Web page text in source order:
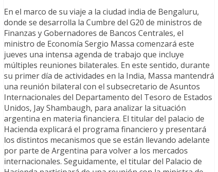
En el marco de su viaje a la ciudad india de Bengaluru,
donde se desarrolla la Cumbre del G20 de ministros de
Finanzas y Gobernadores de Bancos Centrales, el
ministro de Economía Sergio Massa comenzará este
jueves una intensa agenda de trabajo que incluye
múltiples reuniones bilaterales. En este sentido, durante
su primer día de actividades en la India, Massa mantendrá
una reunión bilateral con el subsecretario de Asuntos
Internacionales del Departamento del Tesoro de Estados
Unidos, Jay Shambaugh, para analizar la situación
argentina en materia financiera. El titular del palacio de
Hacienda explicará el programa financiero y presentará
los distintos mecanismos que se están llevando adelante
por parte de Argentina para volver a los mercados
internacionales. Seguidamente, el titular del Palacio de